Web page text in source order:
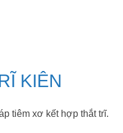
KIÊN
tiêm xơ kết hợp thắt trĩ.